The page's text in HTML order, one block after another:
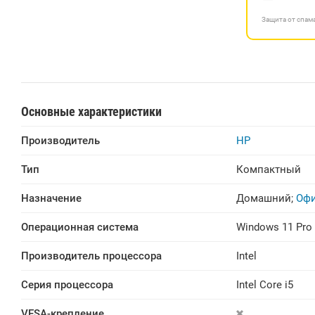
Защита от
Основные характеристики
Производитель HP
Тип Компактный
Назначение Домашний;
Операционная система Windows 11 Pro
Производитель процессора Intel
Серия процессора Intel Core i5